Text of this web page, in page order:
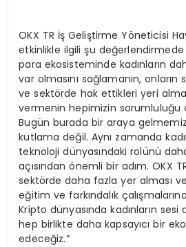
OKX TR İş Geliştirme Yöneticisi
etkinlikle ilgili şu değerlendirmede
para ekosisteminde kadınların
var olmasını sağlamanın, onların
ve sektörde hak ettikleri yeri
vermenin hepimizin sorumluluğu
Bugün burada bir araya
kutlama değil. Aynı zamanda
teknoloji dünyasındaki rolünü
açısından önemli bir adım. OKX
sektörde daha fazla yer alması
eğitim ve farkındalık
Kripto dünyasında kadınların
hep birlikte daha kapsayıcı bir
edeceğiz.”